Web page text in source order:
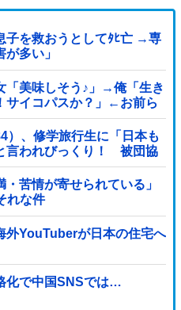
子を救おうとしてﾀﾋ亡 →専
多い」
「美味しそう♪」→俺「生き
サイコパスか？」←お前ら
）、修学旅行生に「日本も
言われびっくり！ 被団協
持たないで日本...
苦情が寄せられている」
れな件
外YouTuberが日本の住宅へ
化で中国SNSでは…